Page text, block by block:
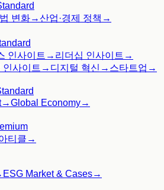
변화→산업·경제 정책 →
인사이트 → 리더십 인사이트 →
인사이트 → 디지털 혁신 → 스타트업 →
→Global Economy→
티클 →
ESG Market & Cases→